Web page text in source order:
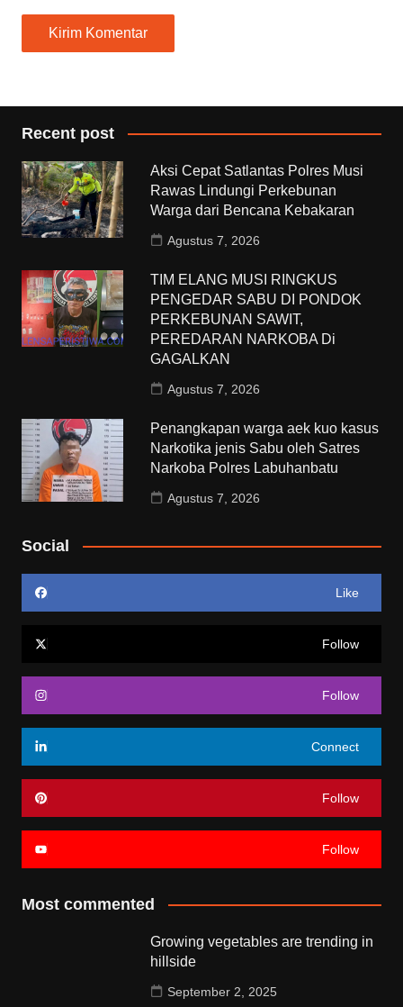
Recent post
Aksi Cepat Satlantas Polres Musi
Rawas Lindungi Perkebunan
Warga dari Bencana Kebakaran
Agustus 7, 2026
TIM ELANG MUSI RINGKUS
PENGEDAR SABU DI PONDOK
PERKEBUNAN SAWIT,
PEREDARAN NARKOBA Di
GAGALKAN
Agustus 7, 2026
Penangkapan warga aek kuo kasus
Narkotika jenis Sabu oleh Satres
Narkoba Polres Labuhanbatu
Agustus 7, 2026
Social
Like
Follow
Follow
Connect
Follow
Follow
Most commented
Growing vegetables are trending in
hillside
September 2, 2025